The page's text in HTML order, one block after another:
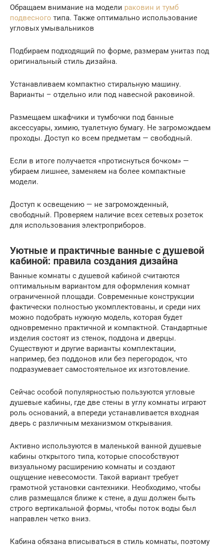
Обращаем внимание на модели раковин и тумб
подвесного типа. Также оптимально использование
угловых умывальников
Подбираем подходящий по форме, размерам унитаз под
оригинальный стиль дизайна.
Устанавливаем компактно стиральную машину.
Варианты – отдельно или под навесной раковиной.
Размещаем шкафчики и тумбочки под банные
аксессуары, химию, туалетную бумагу. Не загромождаем
проходы. Доступ ко всем предметам — свободный.
Если в итоге получается «протиснуться бочком» —
убираем лишнее, заменяем на более компактные
модели.
Доступ к освещению — не загроможденный,
свободный. Проверяем наличие всех сетевых розеток
для использования электроприборов.
Уютные и практичные ванные с душевой
кабиной: правила создания дизайна
Ванные комнаты с душевой кабиной считаются
оптимальным вариантом для оформления комнат
ограниченной площади. Современные конструкции
фактически полностью укомплектованы, и среди них
можно подобрать нужную модель, которая будет
одновременно практичной и компактной. Стандартные
изделия состоят из стенок, поддона и дверцы.
Существуют и другие варианты комплектации,
например, без поддонов или без перегородок, что
подразумевает самостоятельное их изготовление.
Сейчас особой популярностью пользуются угловые
душевые кабины, где две стены в углу комнаты играют
роль оснований, а впереди устанавливается входная
дверь с различным механизмом открывания.
Активно используются в маленькой ванной душевые
кабины открытого типа, которые способствуют
визуальному расширению комнаты и создают
ощущение невесомости. Такой вариант требует
грамотной установки сантехники. Необходимо, чтобы
слив размещался ближе к стене, а душ должен быть
строго вертикальной формы, чтобы поток воды был
направлен четко вниз.
Кабина обязана вписываться в стиль комнаты, поэтому